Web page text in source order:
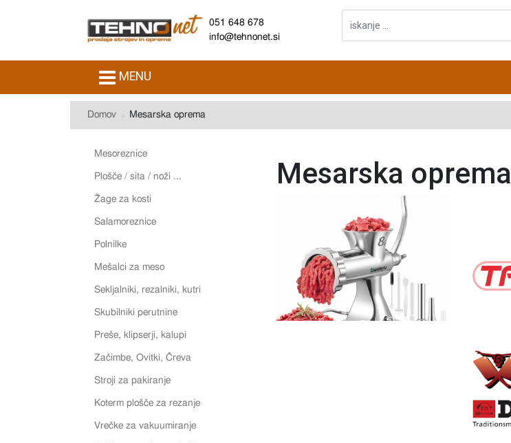
051 648 678
info@tehnonet.si
MENU
Domov Mesarska oprema
Mesoreznice
Plošče / sita / noži ...
Žage za kosti
Salamoreznice
Polnilke
Mešalci za meso
Sekljalniki, rezalniki, kutri
Skubilniki perutnine
Preše, klipserji, kalupi
Začimbe, Ovitki, Čreva
Stroji za pakiranje
Koterm plošče za rezanje
Vrečke za vakuumiranje
Mesarska oprema